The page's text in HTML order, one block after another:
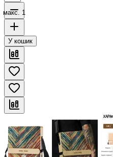
макс. 1
У кошик